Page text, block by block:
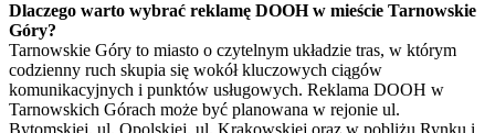
Dlaczego warto wybrać reklamę DOOH w mieście Tarnowskie
Góry?
Tarnowskie Góry to miasto o czytelnym układzie tras, w którym
codzienny ruch skupia się wokół kluczowych ciągów
komunikacyjnych i punktów usługowych. Reklama DOOH w
Tarnowskich Górach może być planowana w rejonie ul.